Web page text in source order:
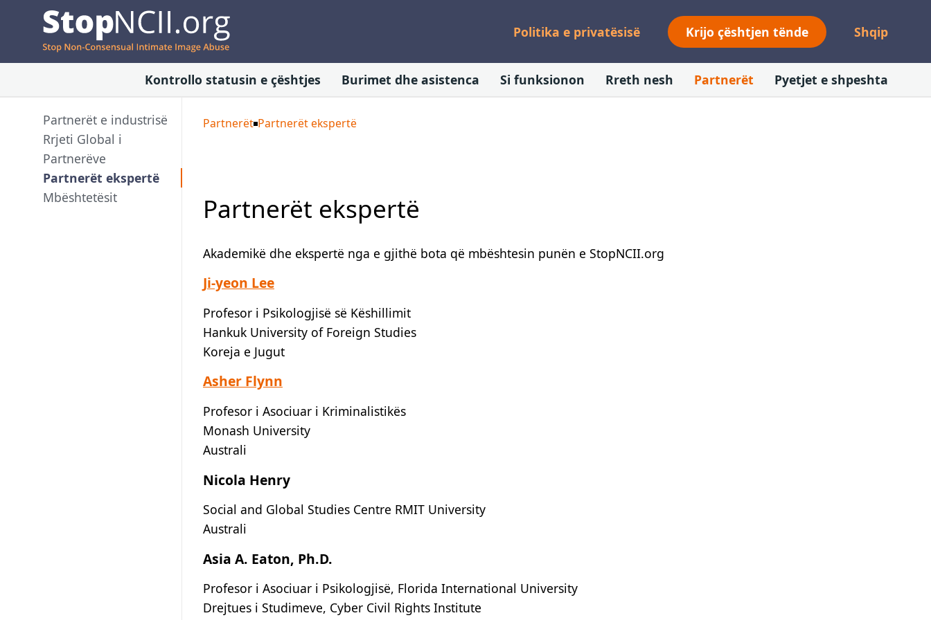
Politika e privatësisë Krijo çështjen tënde Shqip
Kontrollo statusin e çështjes Burimet dhe asistenca Si funksionon Rreth nesh Partnerët Pyetjet e shpeshta
Partnerët e industrisë
Rrjeti Global i
Partnerëve
Partnerët ekspertë
Mbështetësit
Partnerët Partnerët ekspertë
Partnerët ekspertë
Akademikë dhe ekspertë nga e gjithë bota që mbështesin punën e StopNCII.org
Ji-yeon Lee
Profesor i Psikologjisë së Këshillimit
Hankuk University of Foreign Studies
Koreja e Jugut
Asher Flynn
Profesor i Asociuar i Kriminalistikës
Monash University
Australi
Nicola Henry
Social and Global Studies Centre RMIT University
Australi
Asia A. Eaton, Ph.D.
Profesor i Asociuar i Psikologjisë, Florida International University
Drejtues i Studimeve, Cyber Civil Rights Institute